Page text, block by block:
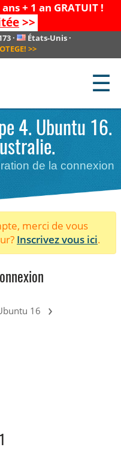
+ 1 an GRATUIT !
>>
· États-Unis ·
>>
☰
4. Ubuntu 16.
de la connexion
merci de vous
Inscrivez vous ici.
16 ›